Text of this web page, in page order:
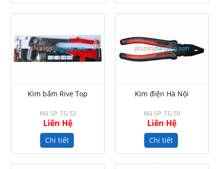
Kìm bấm Rive Top
Mã SP: TG 52
Liên Hệ
Chi tiết
Kìm điện Hà Nội
Mã SP: TG 59
Liên Hệ
Chi tiết